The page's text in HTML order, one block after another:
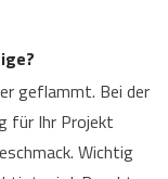
geflammt. Bei der
für Ihr Projekt
Wichtig